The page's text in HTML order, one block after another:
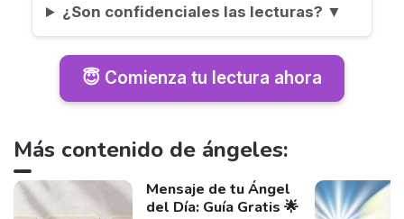
¿Son confidenciales las lecturas? ▼
😇 Comienza tu lectura ahora
Más contenido de ángeles:
Mensaje de tu Ángel
del Día: Guía Gratis 🌟